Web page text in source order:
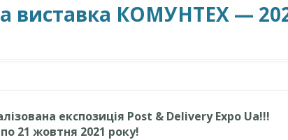
виставка КОМУНТЕХ —
експозиція Post & Delivery Expo Ua!!!
21 жовтня 2021 року!